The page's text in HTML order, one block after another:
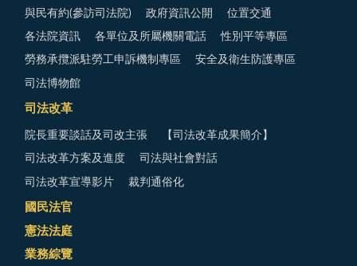
與民有約(參訪司法院) 政府資訊公開 位置交通
各法院資訊 各單位及所屬機關電話 性別平等專區
勞務承攬派駐勞工申訴機制專區 安全及衛生防護專區
司法博物館
司法改革
院長重要談話及司改主張 【司法改革成果簡介】
司法改革方案及進度 司法與社會對話
司法改革宣導影片 裁判通俗化
國民法官
憲法法庭
業務綜覽